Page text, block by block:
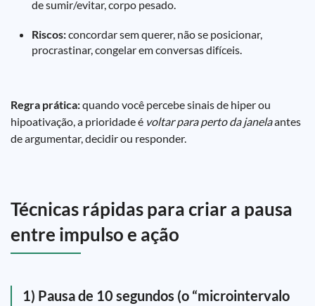
de sumir/evitar, corpo pesado.
Riscos:concordar sem querer, não se posicionar,
procrastinar, congelar em conversas difíceis.
Regra prática:quando você percebe sinais de hiper ou
hipoativação, a prioridade é voltar para perto da janelaantes
de argumentar, decidir ou responder.
Técnicas rápidas para criar a pausa
entre impulso e ação
1) Pausa de 10 segundos (o “microintervalo